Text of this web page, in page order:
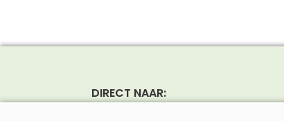
DIRECT NAAR: